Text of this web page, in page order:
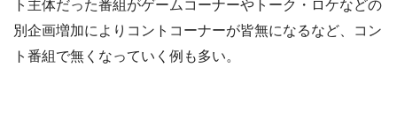
ト主体だった番組がゲームコーナーやトーク・ロケなどの
別企画増加によりコントコーナーが皆無になるなど、コン
ト番組で無くなっていく例も多い。